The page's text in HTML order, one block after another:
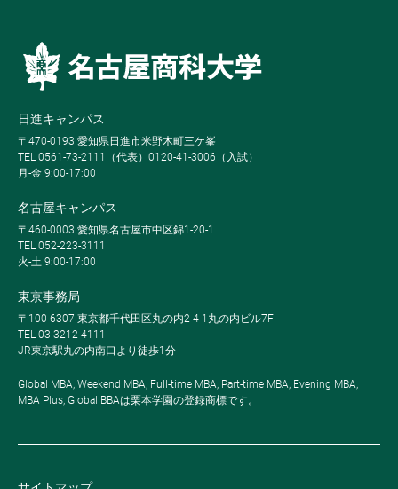
日進キャンパス
〒470-0193 愛知県日進市米野木町三ケ峯
TEL 0561-73-2111（代表）0120-41-3006（入試）
月-金 9:00-17:00
名古屋キャンパス
〒460-0003 愛知県名古屋市中区錦1-20-1
TEL 052-223-3111
火-土 9:00-17:00
東京事務局
〒100-6307 東京都千代田区丸の内2-4-1丸の内ビル7F
TEL 03-3212-4111
JR東京駅丸の内南口より徒歩1分
Global MBA, Weekend MBA, Full-time MBA, Part-time MBA, Evening MBA,
MBA Plus, Global BBAは栗本学園の登録商標です。